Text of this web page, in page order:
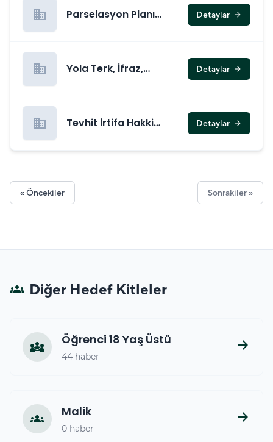
Gönderilmek Üzere
business
Parselasyon Planı
Detaylar arrow_forward
business
Yola Terk, İfraz,
Detaylar arrow_forward
business
Tevhit İrtifa Hakki
(Encümene Teklif)
Detaylar arrow_forward
« Öncekiler Sonrakiler »
groups Diğer Hedef Kitleler
diversity_3 Öğrenci 18 Yaş Üstü
44 haber
arrow_forward
groups Malik
0 haber
arrow_forward